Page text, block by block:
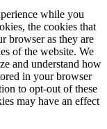
while you
the cookies that
browser as they are
of the website. We
and understand how
in your browser
to opt-out of these
may have an effect